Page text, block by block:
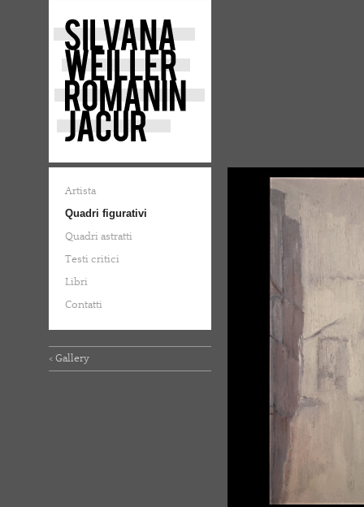
Artista
Quadri figurativi
Quadri astratti
Testi critici
Libri
Contatti
< Gallery